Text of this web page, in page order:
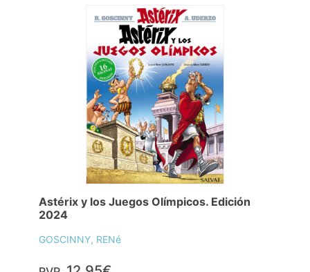
Astérix y los Juegos Olímpicos. Edición
2024
GOSCINNY, RENé